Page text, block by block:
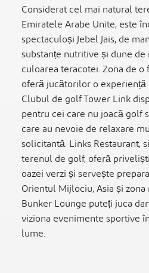
Considerat cel mai natural
Emiratele Arabe Unite, este
spectaculoși Jebel Jais, de
substanțe nutritive și dune
culoarea teracotei. Zona de
oferă jucătorilor o
Clubul de golf Tower Link
pentru cei care nu joacă golf
care au nevoie de relaxare
solicitantă. Links Restaurant,
terenul de golf, oferă
oazei verzi și servește
Orientul Mijlociu, Asia și
Bunker Lounge puteți juca
viziona evenimente sportive
lume.